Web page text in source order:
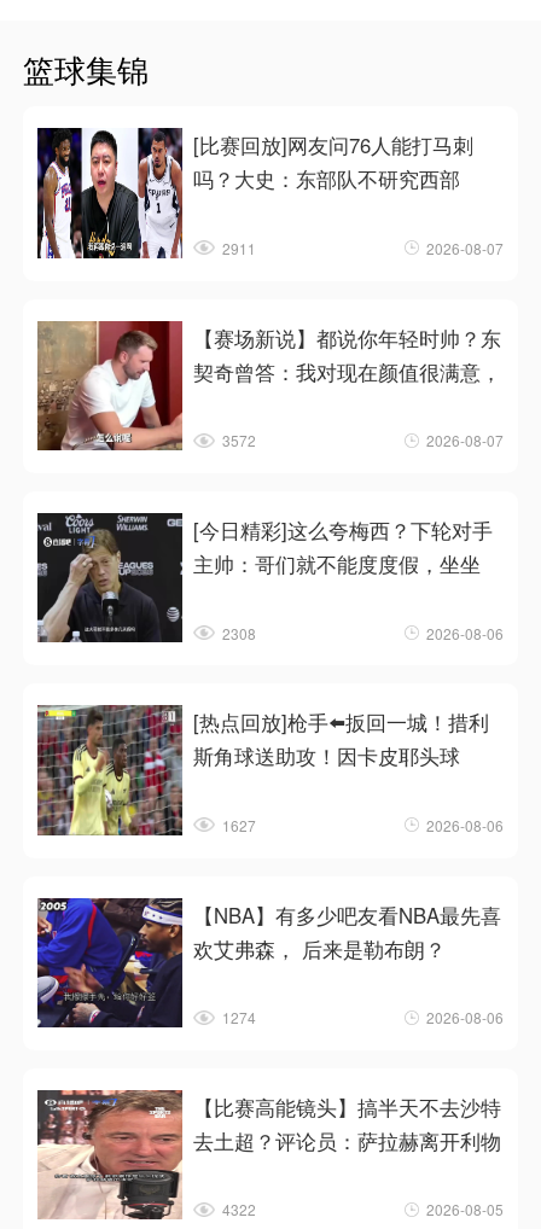
篮球集锦
[比赛回放]网友问76人能打马刺
吗？大史：东部队不研究西部
2911 2026-08-07
【赛场新说】都说你年轻时帅？东
契奇曾答：我对现在颜值很满意，
3572 2026-08-07
[今日精彩]这么夸梅西？下轮对手
主帅：哥们就不能度度假，坐坐
2308 2026-08-06
[热点回放]枪手⬅️扳回一城！措利
斯角球送助攻！因卡皮耶头球
1627 2026-08-06
【NBA】有多少吧友看NBA最先喜
欢艾弗森， 后来是勒布朗？
1274 2026-08-06
【比赛高能镜头】搞半天不去沙特
去土超？评论员：萨拉赫离开利物
4322 2026-08-05